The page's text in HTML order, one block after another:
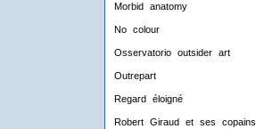
Morbid anatomy
No colour
Osservatorio outsider art
Outrepart
Regard éloigné
Robert Giraud et ses copains